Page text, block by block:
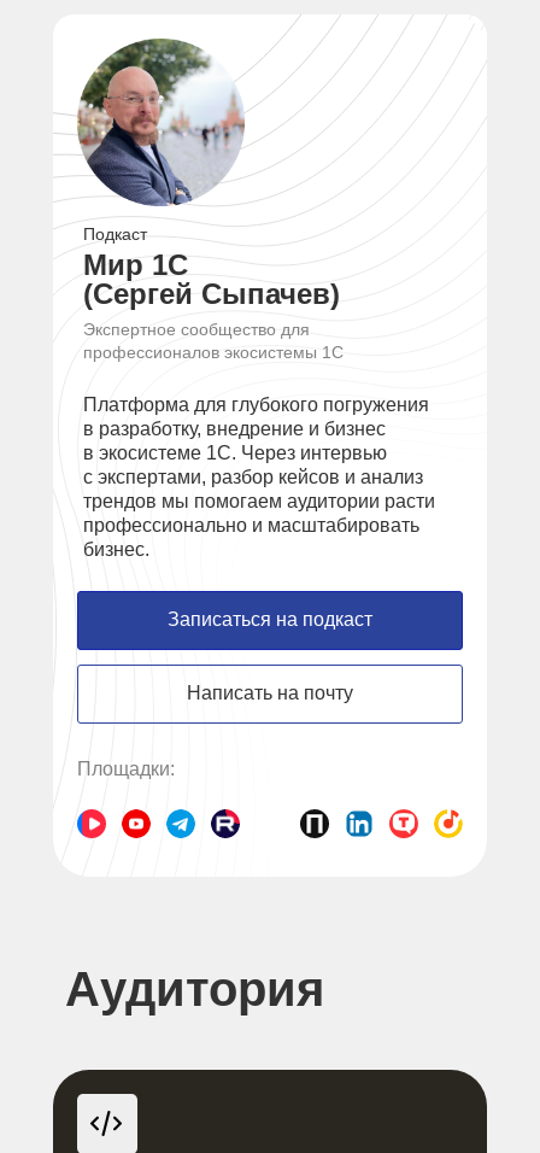
Записаться на подкаст
Написать на почту
Мир 1С
(Сергей Сыпачев)
Платформа для глубокого погружения
в разработку, внедрение и бизнес
в экосистеме 1С. Через интервью
с экспертами, разбор кейсов и анализ
трендов мы помогаем аудитории расти
профессионально и масштабировать
бизнес.
Экспертное сообщество для
профессионалов экосистемы 1С
Подкаст
Площадки:
Аудитория